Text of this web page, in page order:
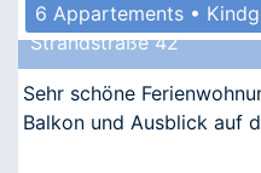
6 Appartements •
Strandstraße 42
Sehr schöne
Balkon und Ausblick auf